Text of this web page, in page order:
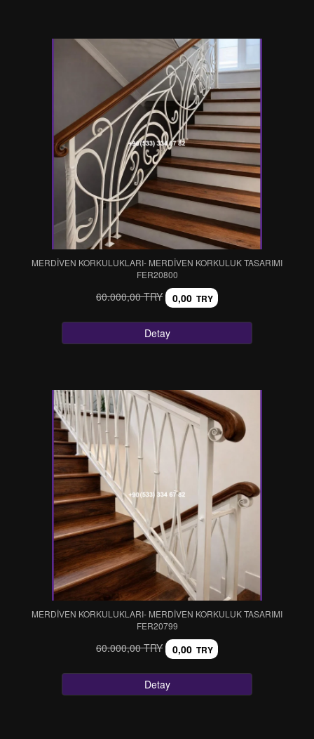
MERDİVEN KORKULUKLARI- MERDİVEN KORKULUK TASARIMI
FER20800
60.000,00 TRY 0,00 TRY
Detay
MERDİVEN KORKULUKLARI- MERDİVEN KORKULUK TASARIMI
FER20799
60.000,00 TRY 0,00 TRY
Detay